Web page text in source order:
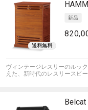
ヴィンテージレスリーのルッ
えた、新時代のレスリースピー
Belcat